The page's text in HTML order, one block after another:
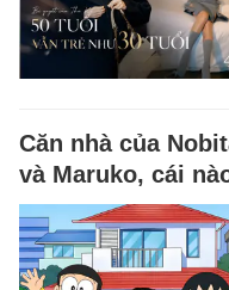
Căn nhà của
và Maruko, cái